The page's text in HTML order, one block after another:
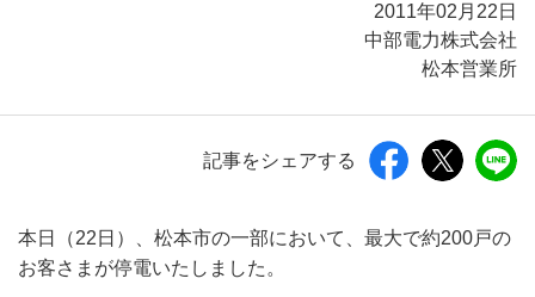
2011年02月22日
中部電力株式会社
松本営業所
記事をシェアする
本日（22日）、松本市の一部において、最大で約200戸の
お客さまが停電いたしました。